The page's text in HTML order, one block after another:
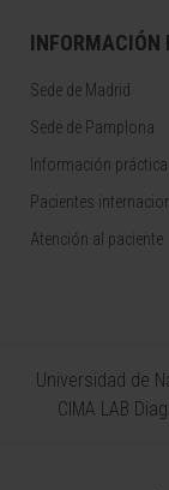
INFORMACIÓN
Sede de Madrid
Sede de Pamplona
Información práctica
Pacientes
Atención al paciente
Universidad de
CIMA LAB